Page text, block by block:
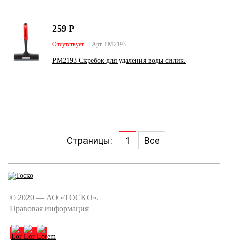
Арт. PM2193
Отсутствует
PM2193 Скребок для удаления воды силик.
259 Р
Страницы: 1 Все
© 2020 — АО «ТОСКО».
Правовая информация